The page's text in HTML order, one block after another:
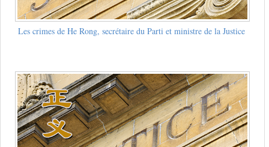
Les crimes de He Rong, secrétaire du Parti et ministre de la Justice